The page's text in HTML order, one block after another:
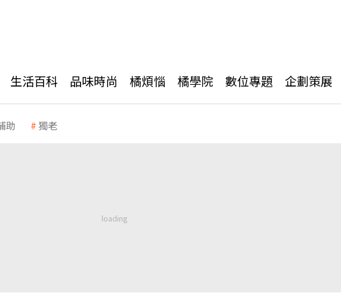
生活百科 品味時尚 橘煩惱 橘學院 數位專題 企劃策展
助 獨老